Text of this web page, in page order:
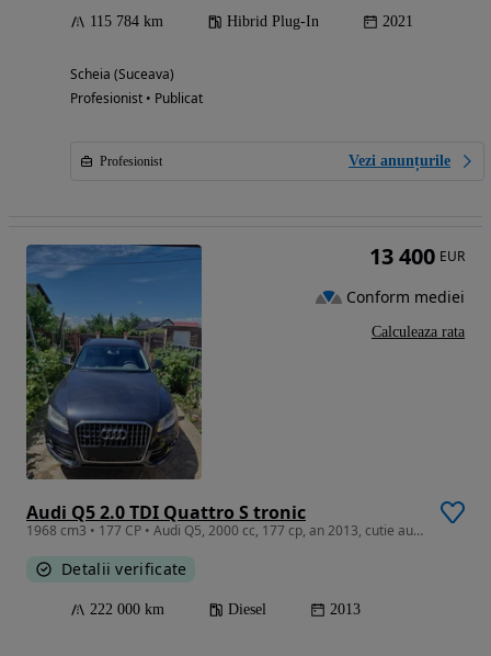
115 784 km Hibrid Plug-In 2021
Scheia (Suceava)
Profesionist • Publicat
Profesionist Vezi anunțurile
Audi Q5 2.0 TDI Quattro S tronic
1968 cm3 • 177 CP • Audi Q5, 2000 cc, 177 cp, an 2013, cutie automată.
Detalii verificate
222 000 km Diesel 2013
13 400 EUR
Conform mediei
Calculeaza rata